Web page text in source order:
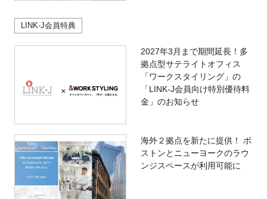
LINK-J会員特典
2027年3月まで期間延長！多
拠点型サテライトオフィス
「ワークスタイリング」の
「LINK-J会員向け特別優待料
金」のお知らせ
海外２拠点を新たに提供！ ボ
ストンとニューヨークのラウ
ンジスペースが利用可能に